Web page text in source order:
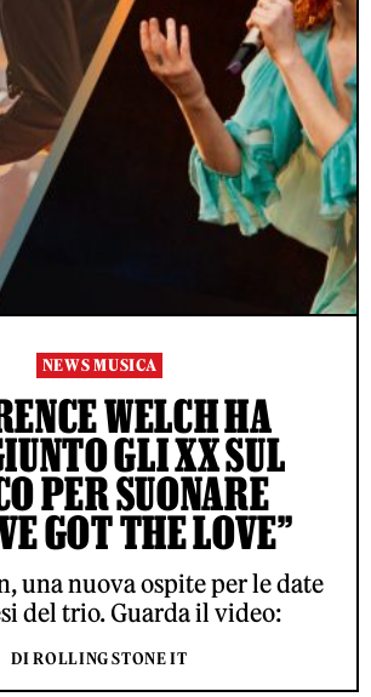
NEWS MUSICA
WELCH HA
GLI XX SUL
PER SUONARE
GOT THE LOVE”
una nuova ospite per le date
del trio. Guarda il video:
DI ROLLING STONE IT